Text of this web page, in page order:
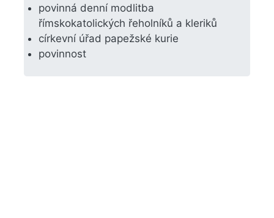
povinná denní modlitba
římskokatolických řeholníků a kleriků
církevní úřad papežské kurie
povinnost